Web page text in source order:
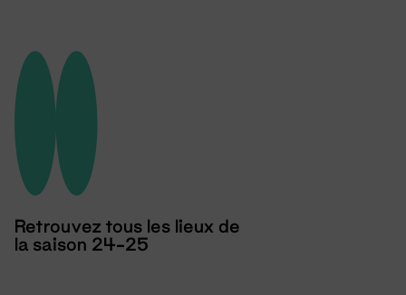
Retrouvez tous les lieux de
la saison 24-25